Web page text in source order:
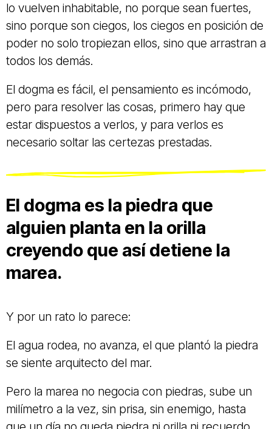
lo vuelven inhabitable, no porque sean fuertes,
sino porque son ciegos, los ciegos en posición de
poder no solo tropiezan ellos, sino que arrastran a
todos los demás.
El dogma es fácil, el pensamiento es incómodo,
pero para resolver las cosas, primero hay que
estar dispuestos a verlos, y para verlos es
necesario soltar las certezas prestadas.
El dogma es la piedra que
alguien planta en la orilla
creyendo que así detiene la
marea.
Y por un rato lo parece:
El agua rodea, no avanza, el que plantó la piedra
se siente arquitecto del mar.
Pero la marea no negocia con piedras, sube un
milímetro a la vez, sin prisa, sin enemigo, hasta